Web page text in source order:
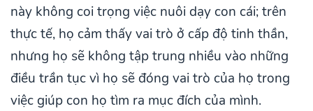
này không coi trọng việc nuôi dạy con cái; trên
thực tế, họ cảm thấy vai trò ở cấp độ tinh thần,
nhưng họ sẽ không tập trung nhiều vào những
điều trần tục vì họ sẽ đóng vai trò của họ trong
việc giúp con họ tìm ra mục đích của mình.